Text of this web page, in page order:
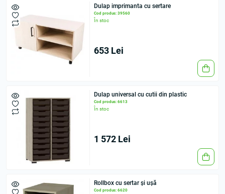
Dulap imprimanta cu sertare
Cod produs: 39560
În stoc
653 Lei
Dulap universal cu cutii din plastic
Cod produs: 6613
În stoc
1 572 Lei
Rollbox cu sertar și ușă
Cod produs: 6620